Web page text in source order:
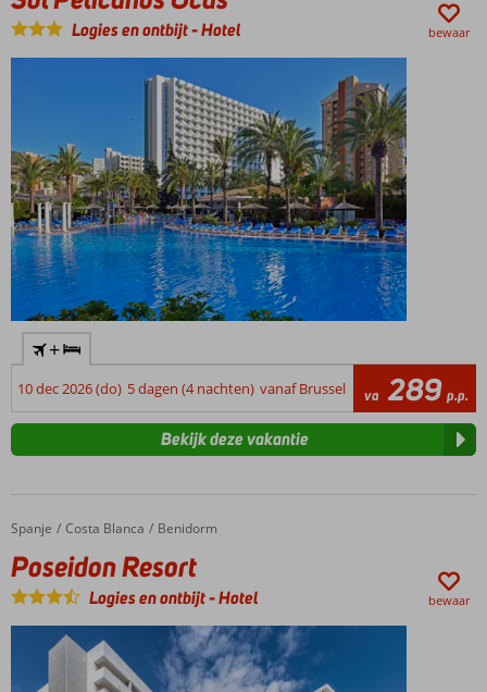
Logies en ontbijt-Hotel bewaar
+
10 dec 2026 (do) 5 dagen (4 nachten) vanaf Brussel va 289 p.p.
Bekijk deze vakantie
Home
Spanje Costa Blanca Benidorm
Poseidon Resort
Poseidon Resort
Logies en ontbijt-Hotel bewaar